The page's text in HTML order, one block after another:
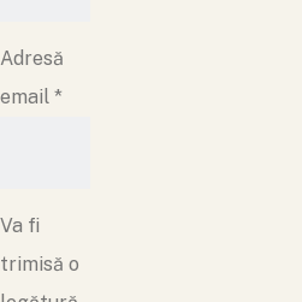
Adresă
email *
Va fi
trimisă o